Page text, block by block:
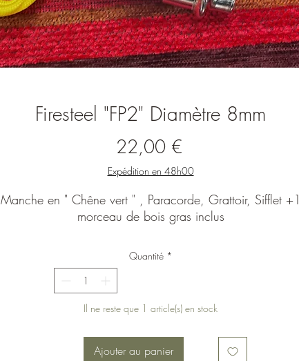
Firesteel "FP2" Diamètre 8mm
22,00 €Prix
Expédition en 48h00
Manche en " Chêne vert " , Paracorde, Grattoir, Sifflet +1
morceau de bois gras inclus
Quantité *
Il ne reste que 1 article(s) en stock
Ajouter au panier